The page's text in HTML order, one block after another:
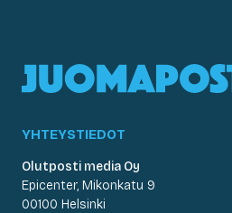
YHTEYSTIEDOT
Olutposti media Oy
Epicenter, Mikonkatu 9
00100 Helsinki